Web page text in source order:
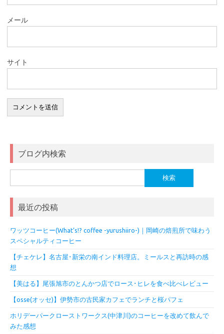
メール
サイト
ブログ内検索
索:
最近の投稿
ワッツコーヒー(What’s!? coffee -yurushiiro-)｜岡崎の焙煎所で味わう
スペシャルティコーヒー
【チェケレ】名古屋･新栄の南インド料理店。ミールスと再訪時の感
想
【美はる】尾張旭市のとんかつ店でロース･ヒレを食べ比べレビュー
【osse(オッセ)】伊勢市の古民家カフェでランチと桜パフェ
ホリデーパークローストワークス(中津川)のコーヒーを改めて飲んで
みた感想